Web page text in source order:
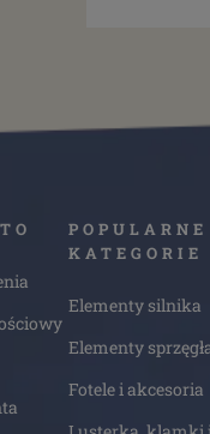
POPULARNE
KATEGORIE
Elementy silnika
Elementy
Fotele i akcesoria